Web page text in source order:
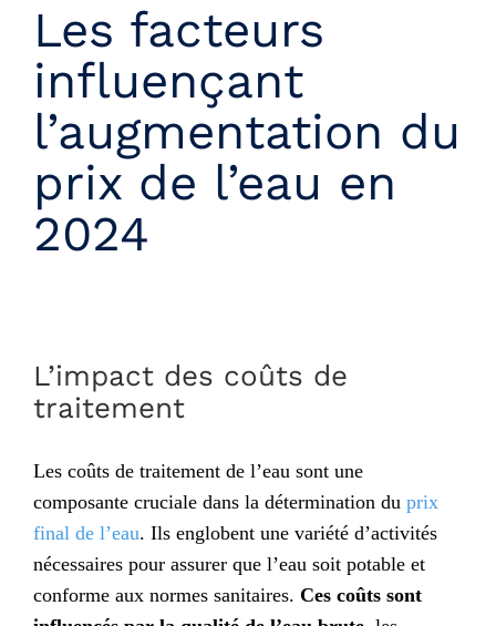
Les facteurs
influençant
l’augmentation du
prix de l’eau en
2024
L’impact des coûts de
traitement
Les coûts de traitement de l’eau sont une
composante cruciale dans la détermination du prix
final de l’eau. Ils englobent une variété d’activités
nécessaires pour assurer que l’eau soit potable et
conforme aux normes sanitaires. Ces coûts sont